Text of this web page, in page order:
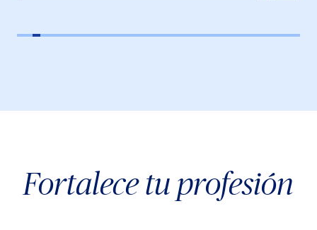
Fortalece tu profesión